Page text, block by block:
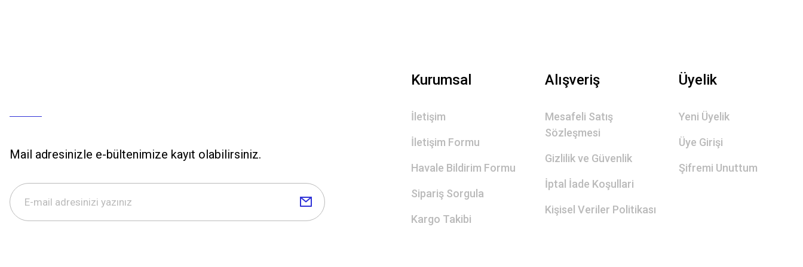
Mail adresinizle e-bültenimize kayıt olabilirsiniz.
Kurumsal
İletişim
İletişim Formu
Havale Bildirim Formu
Sipariş Sorgula
Kargo Takibi
Alışveriş
Mesafeli Satış
Sözleşmesi
Gizlilik ve Güvenlik
İptal İade Koşullari
Kişisel Veriler Politikası
Üyelik
Yeni Üyelik
Üye Girişi
Şifremi Unuttum